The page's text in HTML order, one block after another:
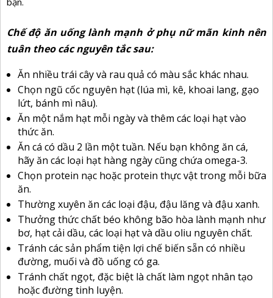
Chế độ ăn uống lành mạnh ở phụ nữ mãn kinh nên
tuân theo các nguyên tắc sau:
Ăn nhiều trái cây và rau quả có màu sắc khác nhau.
Chọn ngũ cốc nguyên hạt (lúa mì, kê, khoai lang, gạo
lứt, bánh mì nâu).
Ăn một nắm hạt mỗi ngày và thêm các loại hạt vào
thức ăn.
Ăn cá có dầu 2 lần một tuần. Nếu bạn không ăn cá,
hãy ăn các loại hạt hàng ngày cũng chứa omega-3.
Chọn protein nạc hoặc protein thực vật trong mỗi bữa
ăn.
Thường xuyên ăn các loại đậu, đậu lăng và đậu xanh.
Thưởng thức chất béo không bão hòa lành mạnh như
bơ, hạt cải dầu, các loại hạt và dầu oliu nguyên chất.
Tránh các sản phẩm tiện lợi chế biến sẵn có nhiều
đường, muối và đồ uống có ga.
Tránh chất ngọt, đặc biệt là chất làm ngọt nhân tạo
hoặc đường tinh luyện.